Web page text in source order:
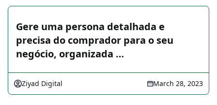
Gere uma persona detalhada e
precisa do comprador para o seu
negócio, organizada …
Ziyad Digital March 28, 2023